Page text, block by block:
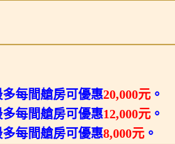
每間艙房可優惠20,000元 。
每間艙房可優惠12,000元 。
每間艙房可優惠8,000元 。